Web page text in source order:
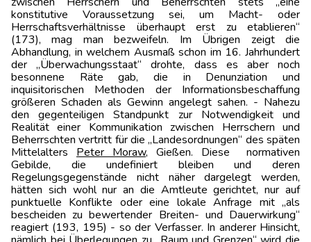
konstitutive Voraussetzung sei, um Macht- oder
Herrschaftsverhältnisse überhaupt erst zu etablieren“
(173), mag man bezweifeln. Im Übrigen zeigt die
Abhandlung, in welchem Ausmaß schon im 16. Jahrhundert
der „Überwachungsstaat“ drohte, dass es aber noch
besonnene Räte gab, die in Denunziation und
inquisitorischen Methoden der Informationsbeschaffung
größeren Schaden als Gewinn angelegt sahen. - Nahezu
den gegenteiligen Standpunkt zur Notwendigkeit und
Realität einer Kommunikation zwischen Herrschern und
Beherrschten vertritt für die „Landesordnungen“ des späten
Mittelalters Peter Moraw, Gießen. Diese normativen
Gebilde, die undefiniert bleiben und deren
Regelungsgegenstände nicht näher dargelegt werden,
hätten sich wohl nur an die Amtleute gerichtet, nur auf
punktuelle Konflikte oder eine lokale Anfrage mit „als
bescheiden zu bewertender Breiten- und Dauerwirkung“
reagiert (193, 195) - so der Verfasser. In anderer Hinsicht,